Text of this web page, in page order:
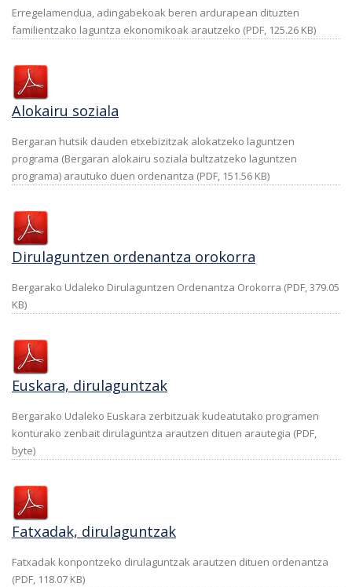
Erregelamendua, adingabekoak beren ardurapean dituzten
familientzako laguntza ekonomikoak arautzeko (PDF, 125.26 KB)
Alokairu soziala
Bergaran hutsik dauden etxebizitzak alokatzeko laguntzen
programa (Bergaran alokairu soziala bultzatzeko laguntzen
programa) arautuko duen ordenantza (PDF, 151.56 KB)
Dirulaguntzen ordenantza orokorra
Bergarako Udaleko Dirulaguntzen Ordenantza Orokorra (PDF, 379.05
KB)
Euskara, dirulaguntzak
Bergarako Udaleko Euskara zerbitzuak kudeatutako programen
konturako zenbait dirulaguntza arautzen dituen arautegia (PDF,
byte)
Fatxadak, dirulaguntzak
Fatxadak konpontzeko dirulaguntzak arautzen dituen ordenantza
(PDF, 118.07 KB)